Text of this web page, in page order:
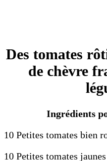
Des tomates
de chèvre
Ingrédients
10 Petites tomates bien
10 Petites tomates jaunes